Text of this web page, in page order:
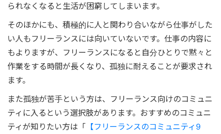
られなくなると生活が困窮してしまいます。
そのほかにも、積極的に人と関わり合いながら仕事がした
い人もフリーランスには向いていないです。仕事の内容に
もよりますが、フリーランスになると自分ひとりで黙々と
作業をする時間が長くなり、孤独に耐えることが要求され
ます。
また孤独が苦手という方は、フリーランス向けのコミュニ
ティに入るという選択肢があります。おすすめのコミュニ
ティが知りたい方は「 【フリーランスのコミュニティ9